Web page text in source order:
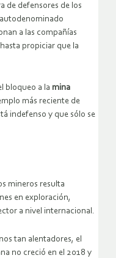
de defensores de los
a las compañías
propiciar que la
bloqueo a la mina
más reciente de
indefenso y que sólo se
mineros resulta
en exploración,
a nivel internacional.
tan alentadores, el
no creció en el 2018 y